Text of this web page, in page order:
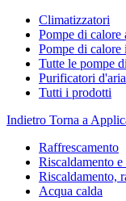
Climatizzatori
Pompe di calore
Pompe di calore
Tutte le pompe
Purificatori d'aria
Tutti i prodotti
Indietro Torna a
Raffrescamento
Riscaldamento
Riscaldamento,
Acqua calda